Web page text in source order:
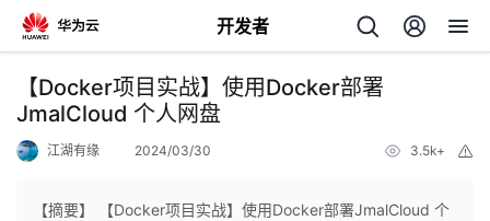
开发者
返
回
【Docker项目实战】使用Docker部署
JmalCloud 个人网盘
江湖有缘 2024/03/30 3.5k+
【摘要】 【Docker项目实战】使用Docker部署JmalCloud 个